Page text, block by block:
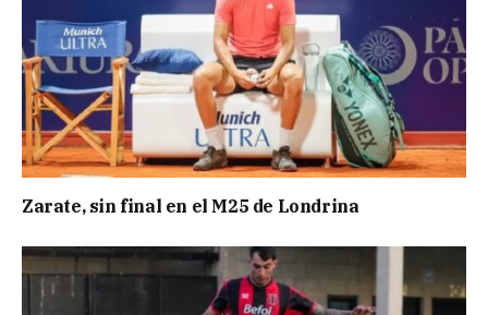
Zarate, sin final en el M25 de Londrina